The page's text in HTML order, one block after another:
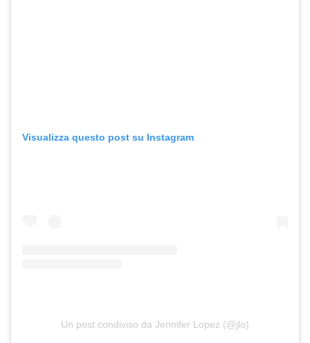
Visualizza questo post su Instagram
Un post condiviso da Jennifer Lopez (@jlo)